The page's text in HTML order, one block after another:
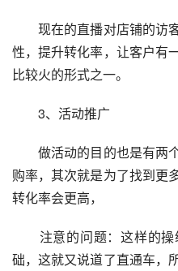
现在的直播对店铺的访
性，提升转化率，让客户有
比较火的形式之一。
3、活动推广
做活动的目的也是有两
购率，其次就是为了找到更
转化率会更高，
注意的问题：这样的操
础，这就又说道了直通车，